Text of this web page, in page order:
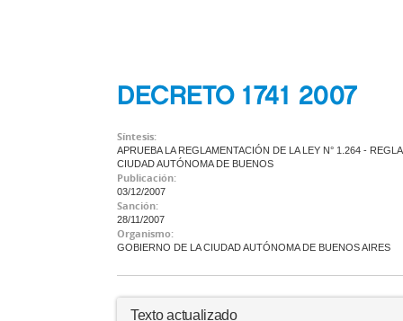
DECRETO 1741 2007
Síntesis:
APRUEBA LA REGLAMENTACIÓN DE LA LEY N° 1.264 -
CIUDAD AUTÓNOMA DE BUENOS
Publicación:
03/12/2007
Sanción:
28/11/2007
Organismo:
GOBIERNO DE LA CIUDAD AUTÓNOMA DE BUENOS AIRES
Texto actualizado